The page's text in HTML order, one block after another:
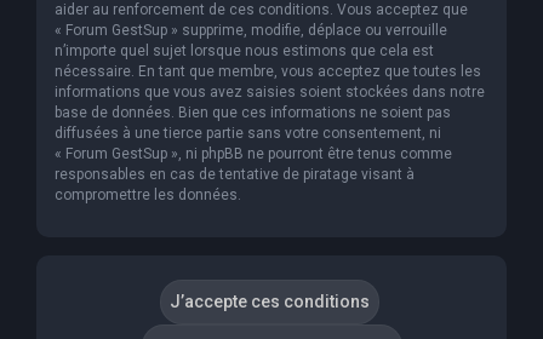
aider au renforcement de ces conditions. Vous acceptez que
« Forum GestSup » supprime, modifie, déplace ou verrouille
n’importe quel sujet lorsque nous estimons que cela est
nécessaire. En tant que membre, vous acceptez que toutes les
informations que vous avez saisies soient stockées dans notre
base de données. Bien que ces informations ne soient pas
diffusées à une tierce partie sans votre consentement, ni
« Forum GestSup », ni phpBB ne pourront être tenus comme
responsables en cas de tentative de piratage visant à
compromettre les données.